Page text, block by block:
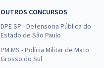
OUTROS CONCURSOS
DPE SP - Defensoria Pública do
Estado de São Paulo
PM MS - Polícia Militar de Mato
Grosso do Sul